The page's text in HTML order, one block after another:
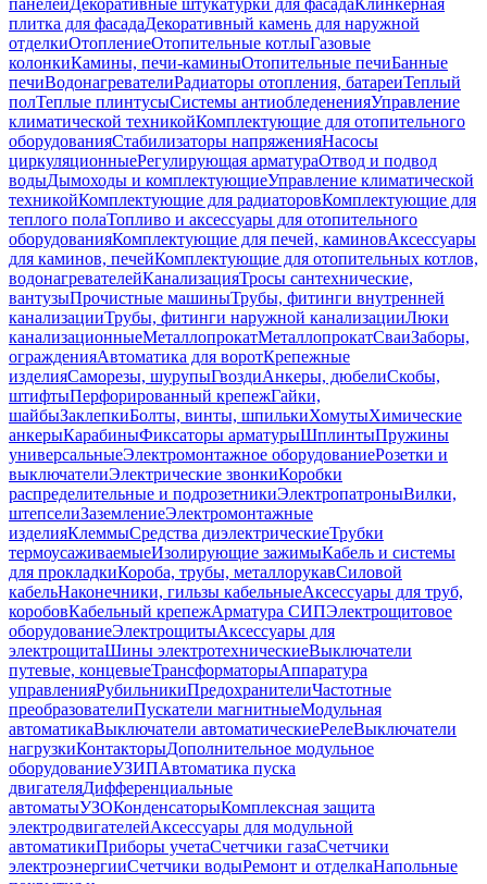
панелейДекоративные штукатурки для фасадаКлинкерная
плитка для фасадаДекоративный камень для наружной
отделкиОтоплениеОтопительные котлыГазовые
колонкиКамины, печи-каминыОтопительные печиБанные
печиВодонагревателиРадиаторы отопления, батареиТеплый
полТеплые плинтусыСистемы антиобледененияУправление
климатической техникойКомплектующие для отопительного
оборудованияСтабилизаторы напряженияНасосы
циркуляционныеРегулирующая арматураОтвод и подвод
водыДымоходы и комплектующиеУправление климатической
техникойКомплектующие для радиаторовКомплектующие для
теплого полаТопливо и аксессуары для отопительного
оборудованияКомплектующие для печей, каминовАксессуары
для каминов, печейКомплектующие для отопительных котлов,
водонагревателейКанализацияТросы сантехнические,
вантузыПрочистные машиныТрубы, фитинги внутренней
канализацииТрубы, фитинги наружной канализацииЛюки
канализационныеМеталлопрокатМеталлопрокатСваиЗаборы,
огражденияАвтоматика для воротКрепежные
изделияСаморезы, шурупыГвоздиАнкеры, дюбелиСкобы,
штифтыПерфорированный крепежГайки,
шайбыЗаклепкиБолты, винты, шпилькиХомутыХимические
анкерыКарабиныФиксаторы арматурыШплинтыПружины
универсальныеЭлектромонтажное оборудованиеРозетки и
выключателиЭлектрические звонкиКоробки
распределительные и подрозетникиЭлектропатроныВилки,
штепселиЗаземлениеЭлектромонтажные
изделияКлеммыСредства диэлектрическиеТрубки
термоусаживаемыеИзолирующие зажимыКабель и системы
для прокладкиКороба, трубы, металлорукавСиловой
кабельНаконечники, гильзы кабельныеАксессуары для труб,
коробовКабельный крепежАрматура СИПЭлектрощитовое
оборудованиеЭлектрощитыАксессуары для
электрощитаШины электротехническиеВыключатели
путевые, концевыеТрансформаторыАппаратура
управленияРубильникиПредохранителиЧастотные
преобразователиПускатели магнитныеМодульная
автоматикаВыключатели автоматическиеРелеВыключатели
нагрузкиКонтакторыДополнительное модульное
оборудованиеУЗИПАвтоматика пуска
двигателяДифференциальные
автоматыУЗОКонденсаторыКомплексная защита
электродвигателейАксессуары для модульной
автоматикиПриборы учетаСчетчики газаСчетчики
электроэнергииСчетчики водыРемонт и отделкаНапольные